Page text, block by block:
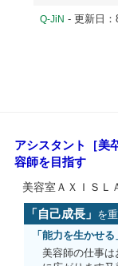
Q-JiN - 更新日：
アシスタント［美
容師を目指す
美容室ＡＸＩＳＬ
「自己成長」 を
「能力を生かせ
美容師の仕事